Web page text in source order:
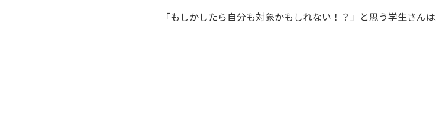
「もしかしたら自分も対象かもしれない！？」と思う学生さん